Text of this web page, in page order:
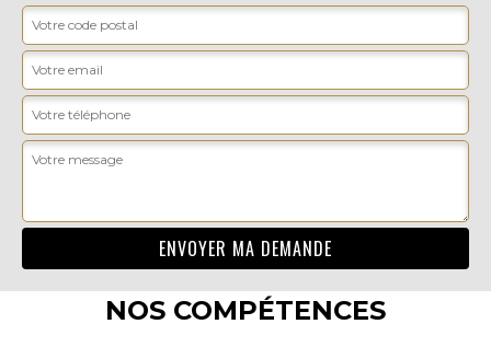
NOS COMPÉTENCES